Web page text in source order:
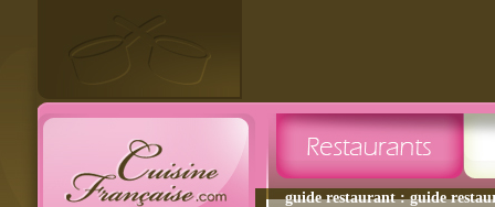
guide restaurant : guide